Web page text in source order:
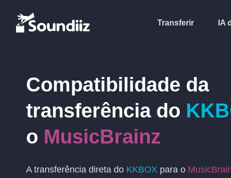
Transferir IA
Compatibilidade da
transferência do
o MusicBrainz
A transferência direta do KKBOX para o